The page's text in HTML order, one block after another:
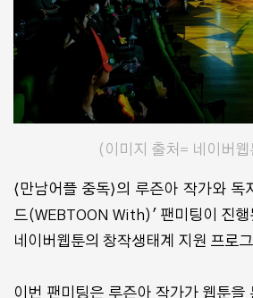
(이미지 출처= 네이버웹
⟨만남어플 중독⟩의 루즌아 작가와 독
드(WEBTOON With)' 팬미팅이 진행
네이버웹툰의 창작생태계 지원 프로
이번 팬미팅은 루즌아 작가가 웹툰을